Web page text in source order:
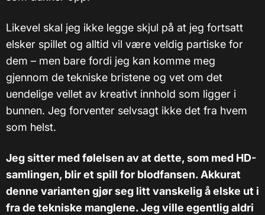
Likevel skal jeg ikke legge skjul på at jeg fortsatt
elsker spillet og alltid vil være veldig partiske for
dem – men bare fordi jeg kan komme meg
gjennom de tekniske bristene og vet om det
uendelige vellet av kreativt innhold som ligger i
bunnen. Jeg forventer selvsagt ikke det fra hvem
som helst.
Jeg sitter med følelsen av at dette, som med HD-
samlingen, blir et spill for blodfansen. Akkurat
denne varianten gjør seg litt vanskelig å elske ut i
fra de tekniske manglene. Jeg ville egentlig aldri